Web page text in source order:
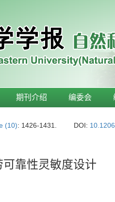
期刊介绍 编委会
(10): 1426-1431. DOI:
靠性灵敏度设计